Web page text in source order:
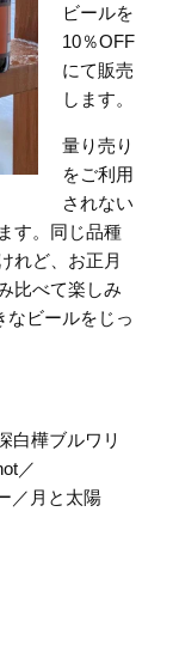
ビールを
10％OFF
にて販売
します。
量り売り
をご利用
されない
す。同じ品種
れど、お正月
比べて楽しみ
なビールをじっ
白樺ブルワリ
／
／月と太陽